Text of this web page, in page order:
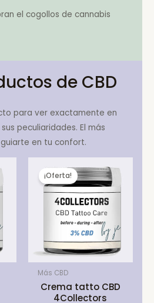
el cogollos de cannabis
de CBD
para ver exactamente en
peculiaridades. El más
en tu confort.
¡Oferta!
Más CBD
Crema tatto CBD
4Collectors